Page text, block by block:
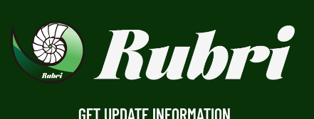
GET UPDATE INFORMATION